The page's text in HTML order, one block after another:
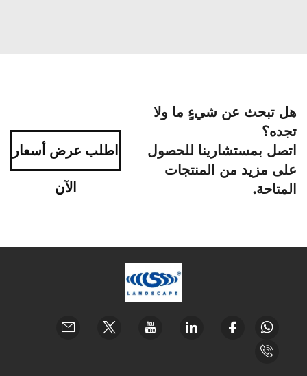
هل تبحث عن شيءٍ ما ولا
تجده؟
اتصل بمستشارينا للحصول
على مزيد من المنتجات
المتاحة.
اطلب عرض أسعار
الآن